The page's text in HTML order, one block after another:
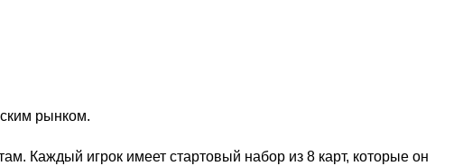
рынком.
Каждый игрок имеет стартовый набор из 8 карт, которые он